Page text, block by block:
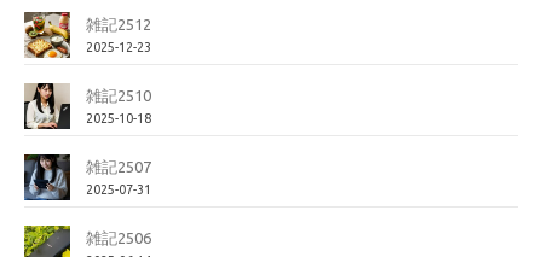
雑記2512
2025-12-23
雑記2510
2025-10-18
雑記2507
2025-07-31
雑記2506